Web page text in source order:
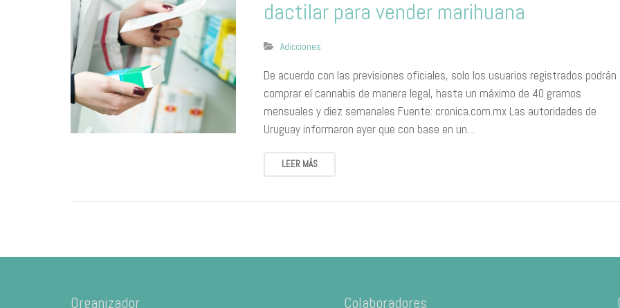
dactilar para vender marihuana
Adicciones
​De acuerdo con las previsiones oficiales, solo los usuarios registrados podrán
comprar el cannabis de manera legal, hasta un máximo de 40 gramos
mensuales y diez semanales Fuente: cronica.com.mx Las autoridades de
Uruguay informaron ayer que con base en un…
LEER MÁS
Organizador Colaboradores